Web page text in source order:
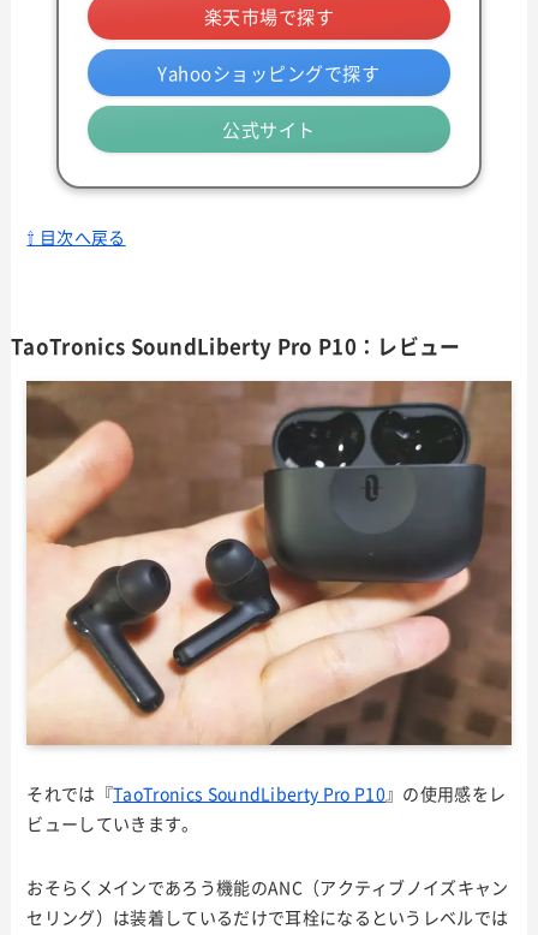
楽天市場で探す
Yahooショッピングで探す
公式サイト
⇧ 目次へ戻る
TaoTronics SoundLiberty Pro P10：レビュー
それでは『TaoTronics SoundLiberty Pro P10 』の使用感をレ
ビューしていきます。
おそらくメインであろう機能のANC（アクティブノイズキャン
セリング）は装着しているだけで耳栓になるというレベルでは